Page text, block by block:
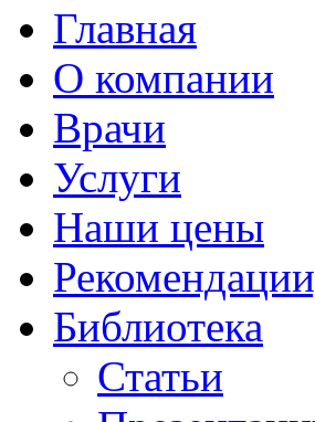
Главная
О компании
Врачи
Услуги
Наши цены
Библиотека
Статьи